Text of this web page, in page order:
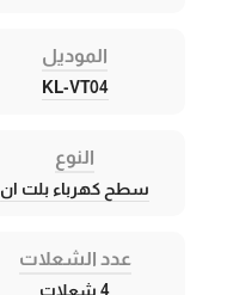
الموديل
KL-VT04
النوع
سطح كهرباء بلت ان
عدد الشعلات
4 شعلات